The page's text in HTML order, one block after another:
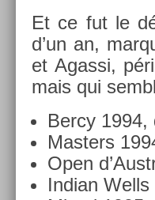
Et ce fut le
d’un an,
et Agas­si,
mais qui
Bercy 1994,
Mast­ers
Open
In­dian